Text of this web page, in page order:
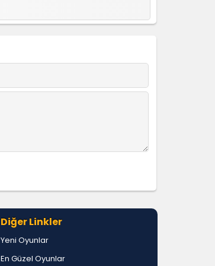
Diğer Linkler
Yeni Oyunlar
En Güzel Oyunlar